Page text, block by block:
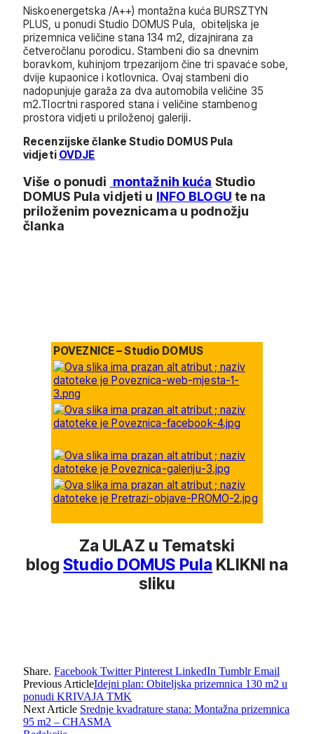
Niskoenergetska /A++) montažna kuća BURSZTYN
PLUS, u ponudi Studio DOMUS Pula, obiteljska je
prizemnica veličine stana 134 m2, dizajnirana za
četveročlanu porodicu. Stambeni dio sa dnevnim
boravkom, kuhinjom trpezarijom čine tri spavaće sobe,
dvije kupaonice i kotlovnica. Ovaj stambeni dio
nadopunjuje garaža za dva automobila veličine 35
m2.Tlocrtni raspored stana i veličine stambenog
prostora vidjeti u priloženoj galeriji.
Recenzijske članke Studio DOMUS Pula
vidjeti OVDJE
Više o ponudi montažnih kuća Studio
DOMUS Pula vidjeti u INFO BLOGU te na
priloženim poveznicama u podnožju
članka
POVEZNICE – Studio DOMUS
Za ULAZ u Tematski
blogStudio DOMUS Pula KLIKNI na
sliku
Share. Facebook Twitter Pinterest LinkedIn Tumblr Email
Previous ArticleIdejni plan: Obiteljska prizemnica 130 m2 u
ponudi KRIVAJA TMK
Next Article Srednje kvadrature stana: Montažna prizemnica
95 m2 – CHASMA